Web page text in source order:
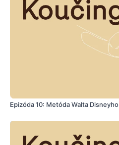
Epizóda 10: Metóda Walta Disneyho